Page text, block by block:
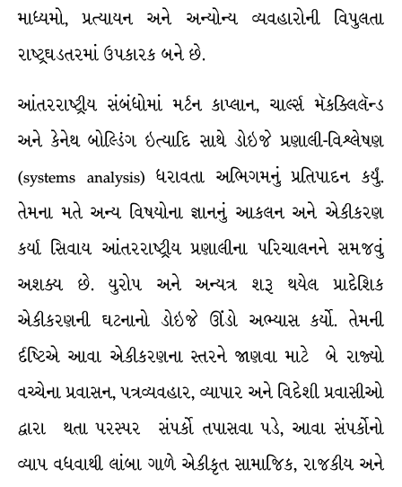
માધ્યમો, પ્રત્યાયન અને અન્યોન્ય વ્યવહારોની વિપુલતા
રાષ્ટ્રઘડતરમાં ઉપકારક બને છે.
આંતરરાષ્ટ્રીય સંબંધોમાં મર્ટન કાપ્લાન, ચાર્લ્સ મૅકક્લિલૅન્ડ
અને કેનેથ બોલ્ડિંગ ઇત્યાદિ સાથે ડોઇજે પ્રણાલી-વિશ્લેષણ
(systems analysis) ધરાવતા અભિગમનું પ્રતિપાદન કર્યું.
તેમના મતે અન્ય વિષયોના જ્ઞાનનું આકલન અને એકીકરણ
કર્યા સિવાય આંતરરાષ્ટ્રીય પ્રણાલીના પરિચાલનને સમજવું
અશક્ય છે. યુરોપ અને અન્યત્ર શરૂ થયેલ પ્રાદેશિક
એકીકરણની ઘટનાનો ડોઇજે ઊંડો અભ્યાસ કર્યો. તેમની
ર્દષ્ટિએ આવા એકીકરણના સ્તરને જાણવા માટે બે રાજ્યો
વચ્ચેના પ્રવાસન, પત્રવ્યવહાર, વ્યાપાર અને વિદેશી પ્રવાસીઓ
દ્વારા થતા પરસ્પર સંપર્કો તપાસવા પડે, આવા સંપર્કોનો
વ્યાપ વધવાથી લાંબા ગાળે એકીકૃત સામાજિક, રાજકીય અને